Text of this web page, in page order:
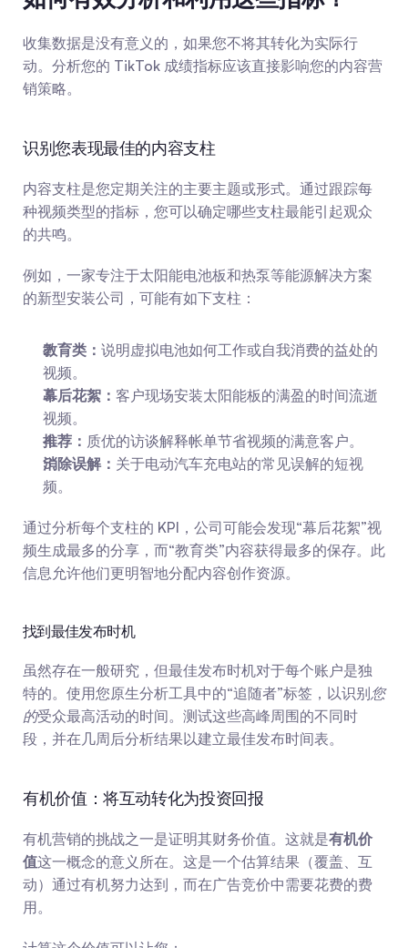
收集数据是没有意义的，如果您不将其转化为实际行
动。分析您的 TikTok 成绩指标应该直接影响您的内容营
销策略。
识别您表现最佳的内容支柱
内容支柱是您定期关注的主要主题或形式。通过跟踪每
种视频类型的指标，您可以确定哪些支柱最能引起观众
的共鸣。
例如，一家专注于太阳能电池板和热泵等能源解决方案
的新型安装公司，可能有如下支柱：
教育类： 说明虚拟电池如何工作或自我消费的益处的
视频。
幕后花絮： 客户现场安装太阳能板的满盈的时间流逝
视频。
推荐： 质优的访谈解释帐单节省视频的满意客户。
消除误解： 关于电动汽车充电站的常见误解的短视
频。
通过分析每个支柱的 KPI，公司可能会发现“幕后花絮”视
频生成最多的分享，而“教育类”内容获得最多的保存。此
信息允许他们更明智地分配内容创作资源。
找到最佳发布时机
虽然存在一般研究，但最佳发布时机对于每个账户是独
特的。使用您原生分析工具中的“追随者”标签，以识别您
的受众最高活动的时间。测试这些高峰周围的不同时
段，并在几周后分析结果以建立最佳发布时间表。
有机价值：将互动转化为投资回报
有机营销的挑战之一是证明其财务价值。这就是有机价
值这一概念的意义所在。这是一个估算结果（覆盖、互
动）通过有机努力达到，而在广告竞价中需要花费的费
用。